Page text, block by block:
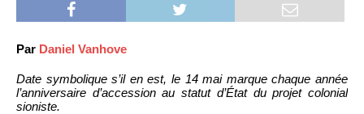
Par Daniel Vanhove
Date symbolique s’il en est, le 14 mai marque chaque année
l’anniversaire d’accession au statut d’État du projet colonial
sioniste.